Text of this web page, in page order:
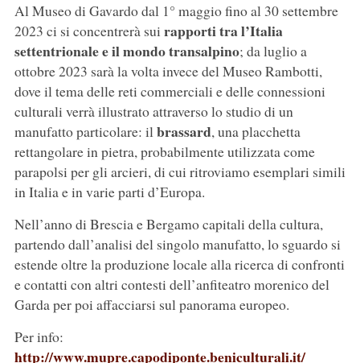
Al Museo di Gavardo dal 1° maggio fino al 30 settembre
2023 ci si concentrerà sui rapporti tra l’Italia
settentrionale e il mondo transalpino; da luglio a
ottobre 2023 sarà la volta invece del Museo Rambotti,
dove il tema delle reti commerciali e delle connessioni
culturali verrà illustrato attraverso lo studio di un
manufatto particolare: ilbrassard, una placchetta
rettangolare in pietra, probabilmente utilizzata come
parapolsi per gli arcieri, di cui ritroviamo esemplari simili
in Italia e in varie parti d’Europa.
Nell’anno di Brescia e Bergamo capitali della cultura,
partendo dall’analisi del singolo manufatto, lo sguardo si
estende oltre la produzione locale alla ricerca di confronti
e contatti con altri contesti dell’anfiteatro morenico del
Garda per poi affacciarsi sul panorama europeo.
Per info:
http://www.mupre.capodiponte.beniculturali.it/